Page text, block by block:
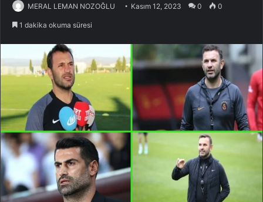
MERAL LEMAN NOZOĞLU Kasım 12, 2023 0 0
1 dakika okuma süresi